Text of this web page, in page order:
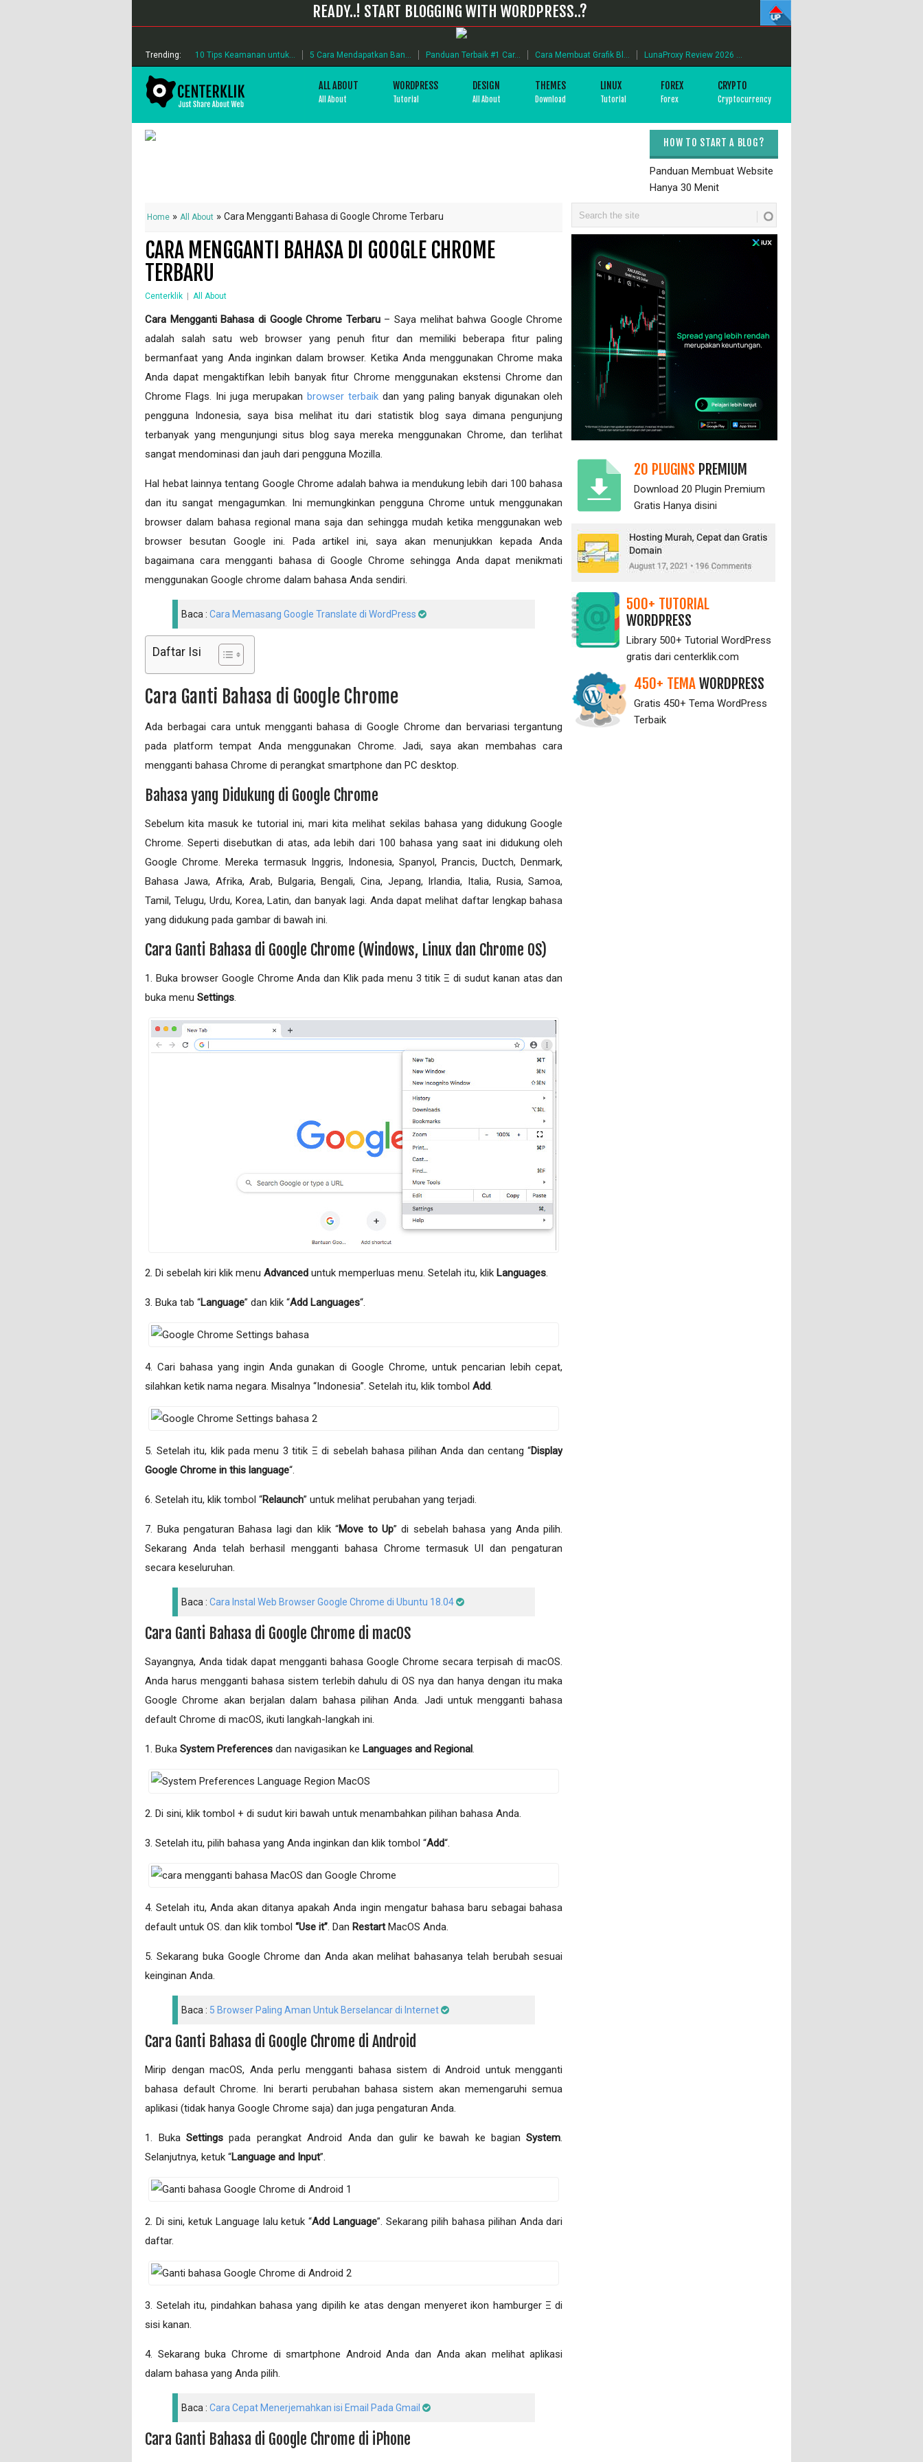
READY..! START BLOGGING WITH WORDPRESS..?
Trending: 10 Tips Keamanan untuk... 5 Cara Mendapatkan Ban... Panduan Terbaik #1 Car... Cara Membuat Grafik Bl... LunaProxy Review 2026 ...
ALL ABOUT
All About
WORDPRESS
Tutorial
DESIGN
All About
THEMES
Download
LINUX
Tutorial
FOREX
Forex
CRYPTO
Cryptocurrency
HOW TO START A BLOG?
Panduan Membuat Website
Hanya 30 Menit
Home » All About »Cara Mengganti Bahasa di Google Chrome Terbaru
CARA MENGGANTI BAHASA DI GOOGLE CHROME
TERBARU
Centerklik | All About
Cara Mengganti Bahasa di Google Chrome Terbaru– Saya melihat bahwa Google Chrome
adalah salah satu web browser yang penuh fitur dan memiliki beberapa fitur paling
bermanfaat yang Anda inginkan dalam browser. Ketika Anda menggunakan Chrome maka
Anda dapat mengaktifkan lebih banyak fitur Chrome menggunakan ekstensi Chrome dan
Chrome Flags. Ini juga merupakan browser terbaikdan yang paling banyak digunakan oleh
pengguna Indonesia, saya bisa melihat itu dari statistik blog saya dimana pengunjung
terbanyak yang mengunjungi situs blog saya mereka menggunakan Chrome, dan terlihat
sangat mendominasi dan jauh dari pengguna Mozilla.
Hal hebat lainnya tentang Google Chrome adalah bahwa ia mendukung lebih dari 100 bahasa
dan itu sangat mengagumkan. Ini memungkinkan pengguna Chrome untuk menggunakan
browser dalam bahasa regional mana saja dan sehingga mudah ketika menggunakan web
browser besutan Google ini. Pada artikel ini, saya akan menunjukkan kepada Anda
bagaimana cara mengganti bahasa di Google Chrome sehingga Anda dapat menikmati
menggunakan Google chrome dalam bahasa Anda sendiri.
Baca :Cara Memasang Google Translate di WordPress
Daftar Isi
Cara Ganti Bahasa di Google Chrome
Ada berbagai cara untuk mengganti bahasa di Google Chrome dan bervariasi tergantung
pada platform tempat Anda menggunakan Chrome. Jadi, saya akan membahas cara
mengganti bahasa Chrome di perangkat smartphone dan PC desktop.
Bahasa yang Didukung di Google Chrome
Sebelum kita masuk ke tutorial ini, mari kita melihat sekilas bahasa yang didukung Google
Chrome. Seperti disebutkan di atas, ada lebih dari 100 bahasa yang saat ini didukung oleh
Google Chrome. Mereka termasuk Inggris, Indonesia, Spanyol, Prancis, Ductch, Denmark,
Bahasa Jawa, Afrika, Arab, Bulgaria, Bengali, Cina, Jepang, Irlandia, Italia, Rusia, Samoa,
Tamil, Telugu, Urdu, Korea, Latin, dan banyak lagi. Anda dapat melihat daftar lengkap bahasa
yang didukung pada gambar di bawah ini.
Cara Ganti Bahasa di Google Chrome (Windows, Linux dan Chrome OS)
1. Buka browser Google Chrome Anda dan Klik pada menu 3 titik Ξ di sudut kanan atas dan
buka menuSettings
2. Di sebelah kiri klik menuAdvanced untuk memperluas menu. Setelah itu, klik Languages
3. Buka tab “Language” dan klik “Add Languages“.
4. Cari bahasa yang ingin Anda gunakan di Google Chrome, untuk pencarian lebih cepat,
silahkan ketik nama negara. Misalnya “Indonesia”. Setelah itu, klik tombolAdd
5. Setelah itu, klik pada menu 3 titik Ξ di sebelah bahasa pilihan Anda dan centang “Display
Google Chrome in this language“.
6. Setelah itu, klik tombol “Relaunch” untuk melihat perubahan yang terjadi.
7. Buka pengaturan Bahasa lagi dan klik “Move to Up” di sebelah bahasa yang Anda pilih.
Sekarang Anda telah berhasil mengganti bahasa Chrome termasuk UI dan pengaturan
secara keseluruhan.
Baca :Cara Instal Web Browser Google Chrome di Ubuntu 18.04
Cara Ganti Bahasa di Google Chrome di macOS
Sayangnya, Anda tidak dapat mengganti bahasa Google Chrome secara terpisah di macOS.
Anda harus mengganti bahasa sistem terlebih dahulu di OS nya dan hanya dengan itu maka
Google Chrome akan berjalan dalam bahasa pilihan Anda. Jadi untuk mengganti bahasa
default Chrome di macOS, ikuti langkah-langkah ini.
1. BukaSystem Preferences dan navigasikan ke Languages and Regional
2. Di sini, klik tombol + di sudut kiri bawah untuk menambahkan pilihan bahasa Anda.
3. Setelah itu, pilih bahasa yang Anda inginkan dan klik tombol “Add“.
4. Setelah itu, Anda akan ditanya apakah Anda ingin mengatur bahasa baru sebagai bahasa
default untuk OS. dan klik tombol“Use it” . Dan RestartMacOS Anda.
5. Sekarang buka Google Chrome dan Anda akan melihat bahasanya telah berubah sesuai
keinginan Anda.
Baca : 5 Browser Paling Aman Untuk Berselancar di Internet
Cara Ganti Bahasa di Google Chrome di Android
Mirip dengan macOS, Anda perlu mengganti bahasa sistem di Android untuk mengganti
bahasa default Chrome. Ini berarti perubahan bahasa sistem akan memengaruhi semua
aplikasi (tidak hanya Google Chrome saja) dan juga pengaturan Anda.
1. BukaSettings pada perangkat Android Anda dan gulir ke bawah ke bagianSystem
Selanjutnya, ketuk “Language and Input”.
2. Di sini, ketuk Language lalu ketuk “Add Language”. Sekarang pilih bahasa pilihan Anda dari
daftar.
3. Setelah itu, pindahkan bahasa yang dipilih ke atas dengan menyeret ikon hamburger Ξ di
sisi kanan.
4. Sekarang buka Chrome di smartphone Android Anda dan Anda akan melihat aplikasi
dalam bahasa yang Anda pilih.
Baca :Cara Cepat Menerjemahkan isi Email Pada Gmail
Cara Ganti Bahasa di Google Chrome di iPhone
20 PLUGINS PREMIUM
Download 20 Plugin Premium
Gratis Hanya disini
500+ TUTORIAL
WORDPRESS
Library 500+ Tutorial WordPress
gratis dari centerklik.com
450+ TEMAWORDPRESS
Gratis 450+ Tema WordPress
Terbaik